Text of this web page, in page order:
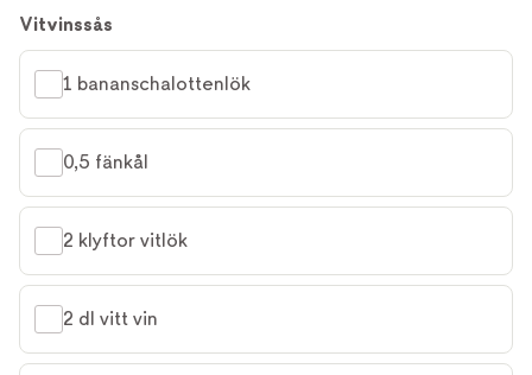
Vitvinssås
1 bananschalottenlök
0,5 fänkål
2 klyftor vitlök
2 dl vitt vin